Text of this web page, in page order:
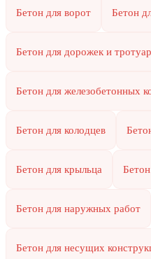
Бетон для ворот Бетон
Бетон для дорожек и
Бетон для железобетонных
Бетон для колодцев
Бетон для крыльца
Бетон для наружных работ
Бетон для несущих